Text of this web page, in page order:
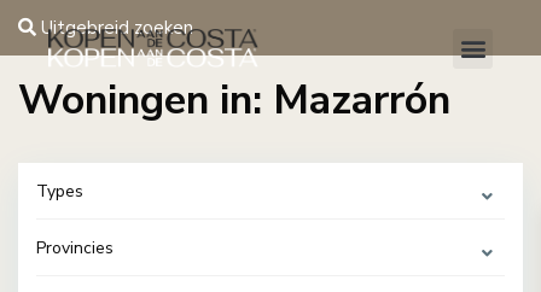
Uitgebreid zoeken
Woningen in: Mazarrón
Types
Provincies